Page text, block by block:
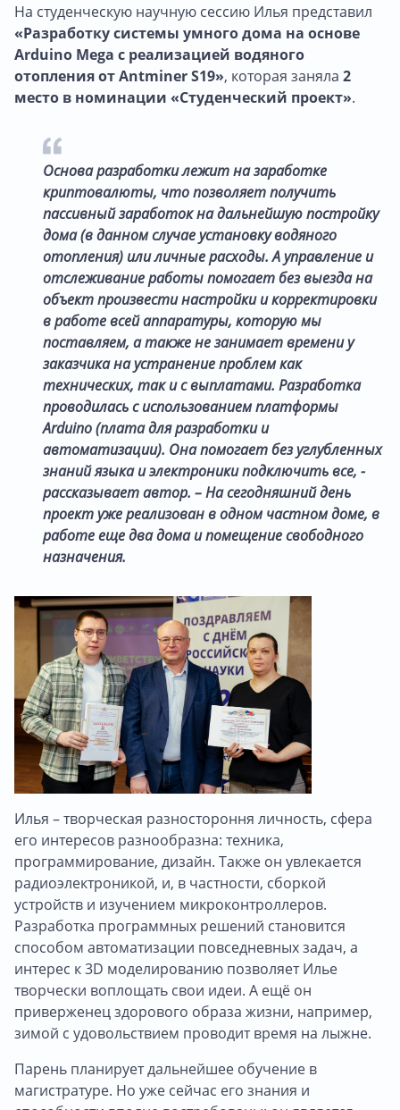
На студенческую научную сессию Илья представил
«Разработку системы умного дома на основе
Arduino Mega с реализацией водяного
отопления от Antminer S19», которая заняла 2
место в номинации «Студенческий проект».
Основа разработки лежит на заработке
криптовалюты, что позволяет получить
пассивный заработок на дальнейшую постройку
дома (в данном случае установку водяного
отопления) или личные расходы. А управление и
отслеживание работы помогает без выезда на
объект произвести настройки и корректировки
в работе всей аппаратуры, которую мы
поставляем, а также не занимает времени у
заказчика на устранение проблем как
технических, так и с выплатами. Разработка
проводилась с использованием платформы
Arduino (плата для разработки и
автоматизации). Она помогает без углубленных
знаний языка и электроники подключить все, -
рассказывает автор. – На сегодняшний день
проект уже реализован в одном частном доме, в
работе еще два дома и помещение свободного
назначения.
Илья – творческая разностороння личность, сфера
его интересов разнообразна: техника,
программирование, дизайн. Также он увлекается
радиоэлектроникой, и, в частности, сборкой
устройств и изучением микроконтроллеров.
Разработка программных решений становится
способом автоматизации повседневных задач, а
интерес к 3D моделированию позволяет Илье
творчески воплощать свои идеи. А ещё он
приверженец здорового образа жизни, например,
зимой с удовольствием проводит время на лыжне.
Парень планирует дальнейшее обучение в
магистратуре. Но уже сейчас его знания и